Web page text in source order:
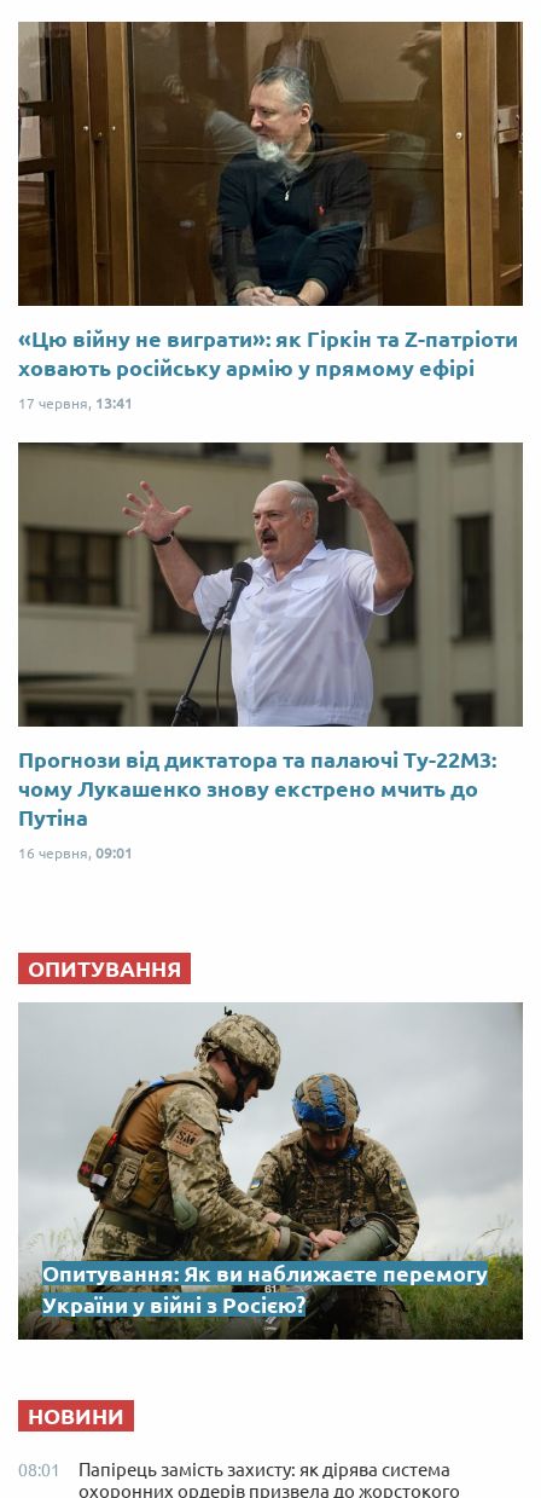
«Цю війну не виграти»: як Гіркін та Z-патріоти
ховають російську армію у прямому ефірі
17 червня, 13:41
Прогнози від диктатора та палаючі Ту-22М3:
чому Лукашенко знову екстрено мчить до
Путіна
16 червня, 09:01
ОПИТУВАННЯ
Опитування: Як ви наближаєте перемогу
України у війні з Росією?
НОВИНИ
08:01
Папірець замість захисту: як дірява система
охоронних ордерів призвела до жорстокого